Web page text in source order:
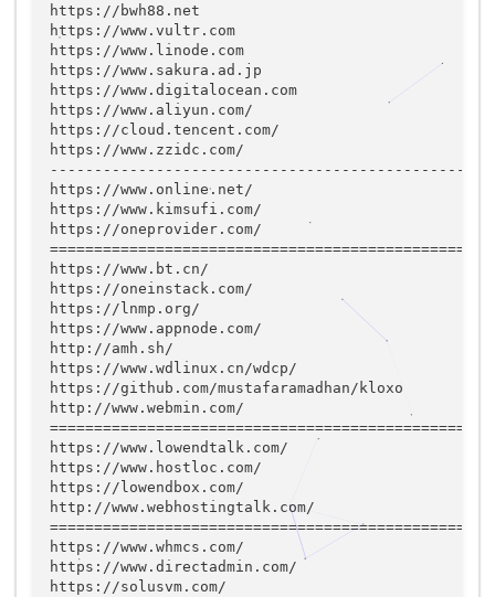
https://bwh88.net
https://www.vultr.com
https://www.linode.com
https://www.sakura.ad.jp
https://www.digitalocean.com
https://www.aliyun.com/
https://cloud.tencent.com/
https://www.zzidc.com/
-------------------------------------------------
https://www.online.net/
https://www.kimsufi.com/
https://oneprovider.com/
https://www.bt.cn/
https://oneinstack.com/
https://lnmp.org/
https://www.appnode.com/
http://amh.sh/
https://www.wdlinux.cn/wdcp/
https://github.com/mustafaramadhan/kloxo
http://www.webmin.com/
https://www.lowendtalk.com/
https://www.hostloc.com/
https://lowendbox.com/
http://www.webhostingtalk.com/
https://www.whmcs.com/
https://www.directadmin.com/
https://solusvm.com/